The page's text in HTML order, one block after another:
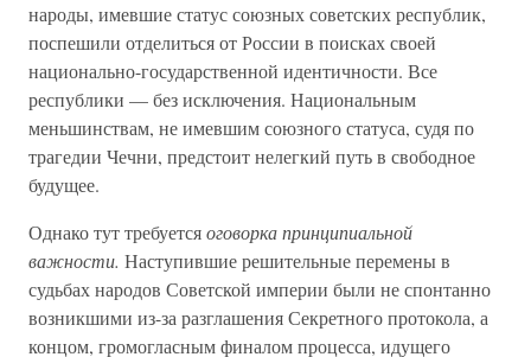
народы, имевшие статус союзных советских республик,
поспешили отделиться от России в поисках своей
национально-государственной идентичности. Все
республики — без исключения. Национальным
меньшинствам, не имевшим союзного статуса, судя по
трагедии Чечни, предстоит нелегкий путь в свободное
будущее.
Однако тут требуетсяоговорка принципиальной
важности. Наступившие решительные перемены в
судьбах народов Советской империи были не спонтанно
возникшими из-за разглашения Секретного протокола, а
концом, громогласным финалом процесса, идущего